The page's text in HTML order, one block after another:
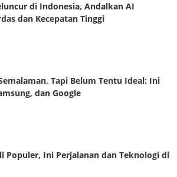
di Indonesia, Andalkan AI
dan Kecepatan Tinggi
Tapi Belum Tentu Ideal: Ini
dan Google
Populer, Ini Perjalanan dan Teknologi di